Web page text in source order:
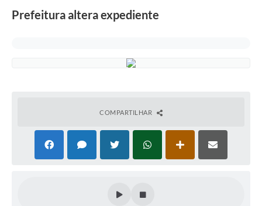
Prefeitura altera expediente
COMPARTILHAR